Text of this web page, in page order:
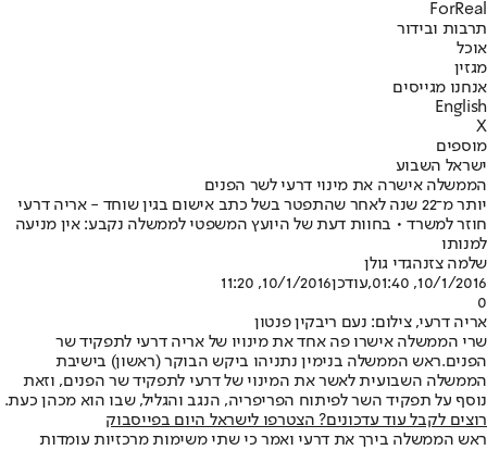
ForReal
תרבות ובידור
אוכל
מגזין
אנחנו מגייסים
English
X
מוספים
ישראל השבוע
הממשלה אישרה את מינוי דרעי לשר הפנים
יותר מ־22 שנה לאחר שהתפטר בשל כתב אישום בגין שוחד - אריה דרעי
חוזר למשרד • בחוות דעת של היועץ המשפטי לממשלה נקבע: אין מניעה
למנותו
שלמה צזנהגדי גולן
10/1/2016, 01:40
,עודכן10/1/2016, 11:20
0
אריה דרעי, צילום: נעם ריבקין פנטון
שרי הממשלה אישרו פה אחד את מינויו של אריה דרעי לתפקיד שר
הפנים.ראש הממשלה בנימין נתניהו ביקש הבוקר (ראשון) בישיבת
הממשלה השבועית לאשר את המינוי של דרעי לתפקיד שר הפנים, וזאת
נוסף על תפקיד השר לפיתוח הפריפריה, הנגב והגליל, שבו הוא מכהן כעת.
רוצים לקבל עוד עדכונים? הצטרפו לישראל היום בפייסבוק
ראש הממשלה בירך את דרעי ואמר כי שתי משימות מרכזיות עומדות